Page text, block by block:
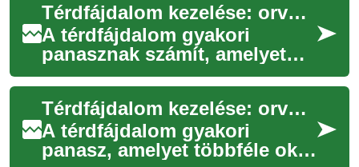
Térdfájdalom kezelése: orvosi lehetőségek és injekciók
A térdfájdalom gyakori
panasznak számít, amelyet
akut sérülés vagy hosszabb
távú kopás is okozhat. A
fájdalom intenzi...
Térdfájdalom kezelése: orvosi lehetőségek és injekciók
A térdfájdalom gyakori
panasz, amelyet többféle ok